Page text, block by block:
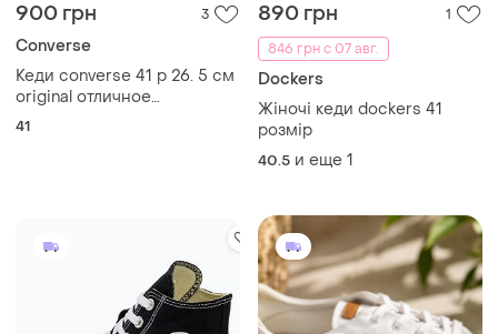
900 грн 3
Converse
Кеди converse 41 р 26. 5 см
original отличное
состояние
41
890 грн
1
846 грн с 07 авг.
Dockers
Жіночі кеди dockers 41
розмір
40.5 и еще 1